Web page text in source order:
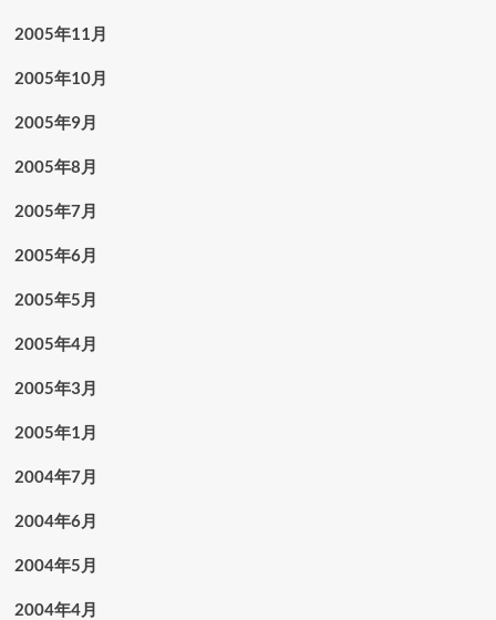
2005年11月
2005年10月
2005年9月
2005年8月
2005年7月
2005年6月
2005年5月
2005年4月
2005年3月
2005年1月
2004年7月
2004年6月
2004年5月
2004年4月